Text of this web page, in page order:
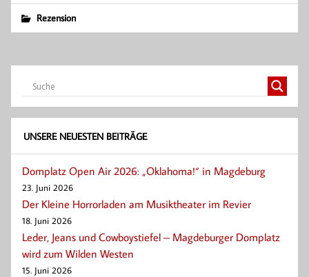
Rezension
UNSERE NEUESTEN BEITRÄGE
Domplatz Open Air 2026: „Oklahoma!“ in Magdeburg
23. Juni 2026
Der Kleine Horrorladen am Musiktheater im Revier
18. Juni 2026
Leder, Jeans und Cowboystiefel – Magdeburger Domplatz
wird zum Wilden Westen
15. Juni 2026